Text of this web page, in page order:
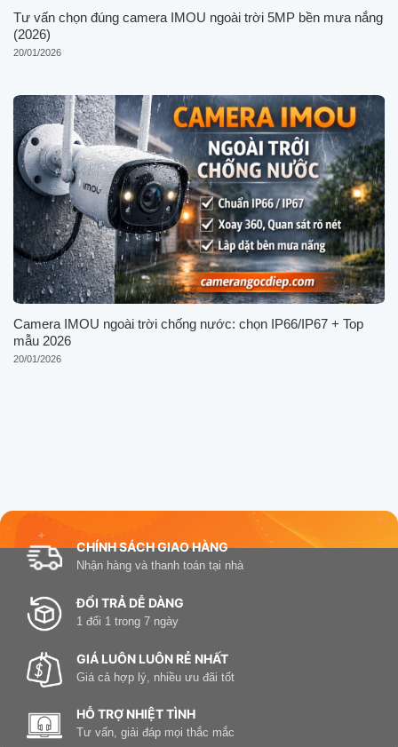
Tư vấn chọn đúng camera IMOU ngoài trời 5MP bền mưa nắng
(2026)
20/01/2026
Camera IMOU ngoài trời chống nước: chọn IP66/IP67 + Top
mẫu 2026
20/01/2026
CHÍNH SÁCH GIAO HÀNG
Nhận hàng và thanh toán tại nhà
ĐỔI TRẢ DỄ DÀNG
1 đổi 1 trong 7 ngày
GIÁ LUÔN LUÔN RẺ NHẤT
Giá cả hợp lý, nhiều ưu đãi tốt
HỖ TRỢ NHIỆT TÌNH
Tư vấn, giải đáp mọi thắc mắc